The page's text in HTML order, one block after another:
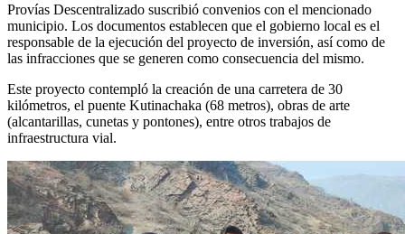
Provías Descentralizado suscribió convenios con el mencionado
municipio. Los documentos establecen que el gobierno local es el
responsable de la ejecución del proyecto de inversión, así como de
las infracciones que se generen como consecuencia del mismo.
Este proyecto contempló la creación de una carretera de 30
kilómetros, el puente Kutinachaka (68 metros), obras de arte
(alcantarillas, cunetas y pontones), entre otros trabajos de
infraestructura vial.